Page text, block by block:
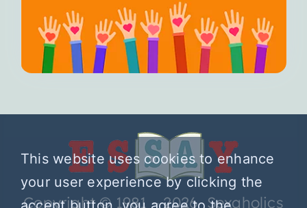
Copyright © 1981 – 2026 Sexaholics
This website uses cookies to enhance
your user experience by clicking the